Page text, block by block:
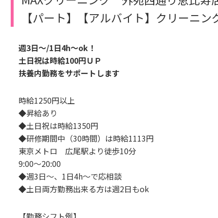
【パート】【アルバイト】クリーニ
週3日～/1日4h～ok！
土日祝は時給100円ＵＰ
扶養内勤務をサポートします
時給1250円以上
◆昇給あり
◆土日祝は時給1350円
◆研修期間中（30時間）は時給1113円
東京メトロ 広尾駅より徒歩10分
9:00～20:00
◆週3日～、1日4h～で応相談
◆土日両方勤務出来る方は週2日もok